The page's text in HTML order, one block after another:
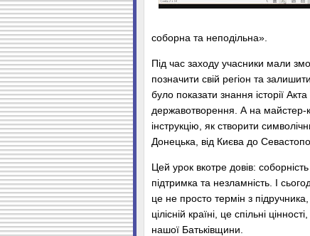
cоборна та неподільна».
Під час заходу учасники мали
позначити свій регіон та
було показати знання історії
державотворення. А на майстер-
інструкцію, як створити
Донецька, від Києва до
Цей урок вкотре довів:
підтримка та незламність. І
це не просто термін з
цілісній країні, це спільні
нашої Батьківщини.